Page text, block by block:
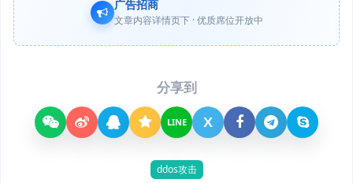
广告招商
文章内容详情页下 · 优质席位开放中
分享到
LINE X
ddos攻击